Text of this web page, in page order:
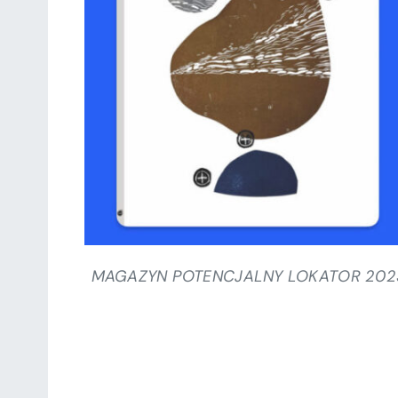
SZCZEGÓŁY
MAGAZYN POTENCJALNY LOKATOR